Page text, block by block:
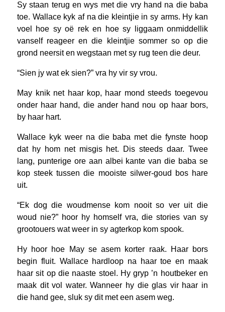
Sy staan terug en wys met die vry hand na die baba
toe. Wallace kyk af na die kleintjie in sy arms. Hy kan
voel hoe sy oë rek en hoe sy liggaam onmiddellik
vanself reageer en die kleintjie sommer so op die
grond neersit en wegstaan met sy rug teen die deur.
“Sien jy wat ek sien?” vra hy vir sy vrou.
May knik net haar kop, haar mond steeds toegevou
onder haar hand, die ander hand nou op haar bors,
by haar hart.
Wallace kyk weer na die baba met die fynste hoop
dat hy hom net misgis het. Dis steeds daar. Twee
lang, punterige ore aan albei kante van die baba se
kop steek tussen die mooiste silwer-goud bos hare
uit.
“Ek dog die woudmense kom nooit so ver uit die
woud nie?” hoor hy homself vra, die stories van sy
grootouers wat weer in sy agterkop kom spook.
Hy hoor hoe May se asem korter raak. Haar bors
begin fluit. Wallace hardloop na haar toe en maak
haar sit op die naaste stoel. Hy gryp ’n houtbeker en
maak dit vol water. Wanneer hy die glas vir haar in
die hand gee, sluk sy dit met een asem weg.